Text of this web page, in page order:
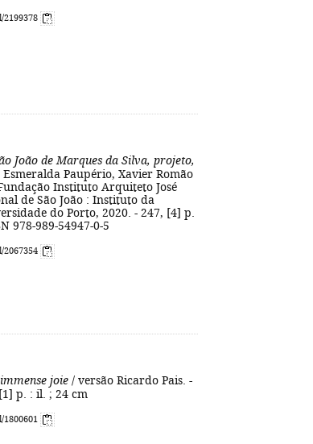
João de Marques da Silva, projeto,
Paupério, Xavier Romão
Instituto Arquiteto José
de São João : Instituto da
do Porto, 2020. - 247, [4] p.
978-989-54947-0-5
joie / versão Ricardo Pais. -
p. : il. ; 24 cm